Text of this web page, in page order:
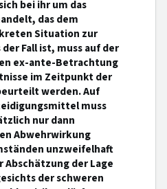
bei ihr um das
das dem
Situation zur
Fall ist, muss auf der
ex-ante-Betrachtung
im Zeitpunkt der
werden. Auf
muss
nur dann
Abwehrwirkung
unzweifelhaft
der Lage
der schweren